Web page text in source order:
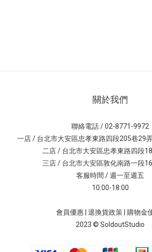
關於我們
聯絡電話 / 02-8771-9972
一店 / 台北市大安區忠孝東路四段205巷29
二店 / 台北市大安區忠孝東路四段
三店 / 台北市大安區敦化南路一段
客服時間 / 週一至週五
10:00-18:00
會員優惠 退換貨政策
購物金
2023 © SoldoutStudio